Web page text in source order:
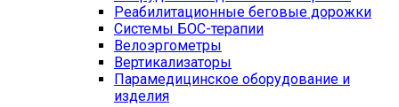
Реабилитационные беговые дорожки
Системы БОС-терапии
Велоэргометры
Вертикализаторы
Парамедицинское оборудование и
изделия